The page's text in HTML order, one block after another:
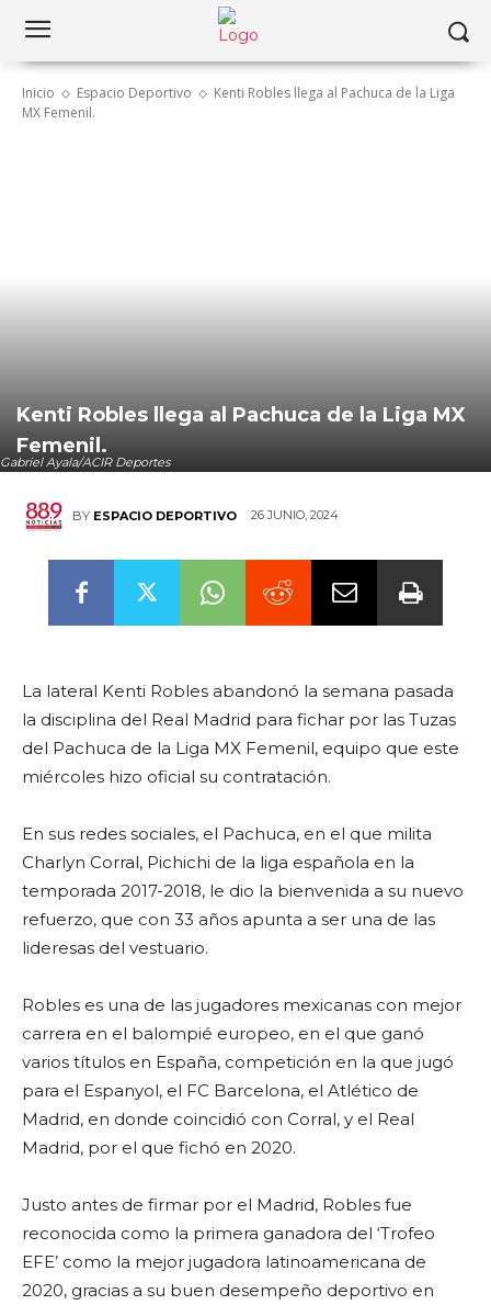
Inicio Espacio Deportivo
Kenti Robles llega al Pachuca de la Liga
MX Femenil.
Gabriel Ayala/ACIR Deportes
Kenti Robles llega al Pachuca de la Liga MX
Femenil.
BY ESPACIO DEPORTIVO 26 JUNIO, 2024
La lateral Kenti Robles abandonó la semana pasada
la disciplina del Real Madrid para fichar por las Tuzas
del Pachuca de la Liga MX Femenil, equipo que este
miércoles hizo oficial su contratación.
En sus redes sociales, el Pachuca, en el que milita
Charlyn Corral, Pichichi de la liga española en la
temporada 2017-2018, le dio la bienvenida a su nuevo
refuerzo, que con 33 años apunta a ser una de las
lideresas del vestuario.
Robles es una de las jugadores mexicanas con mejor
carrera en el balompié europeo, en el que ganó
varios títulos en España, competición en la que jugó
para el Espanyol, el FC Barcelona, el Atlético de
Madrid, en donde coincidió con Corral, y el Real
Madrid, por el que fichó en 2020.
Justo antes de firmar por el Madrid, Robles fue
reconocida como la primera ganadora del ‘Trofeo
EFE’ como la mejor jugadora latinoamericana de
2020, gracias a su buen desempeño deportivo en